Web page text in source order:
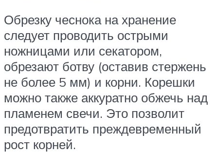
Обрезку чеснока на хранение
следует проводить острыми
ножницами или секатором,
обрезают ботву (оставив стержень
не более 5 мм) и корни. Корешки
можно также аккуратно обжечь над
пламенем свечи. Это позволит
предотвратить преждевременный
рост корней.